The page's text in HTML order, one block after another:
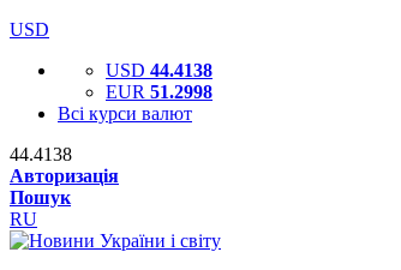
USD
USD 44.4138
EUR 51.2998
Всі курси валют
44.4138
Авторизація
Пошук
RU